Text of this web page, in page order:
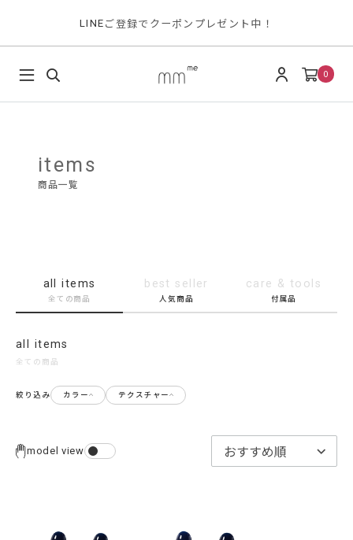
LINE ご登録でクーポンプレゼント中！
0
items
商品一覧
all items
全ての商品
best seller
人気商品
care & tools
付属品
all items
全ての商品
絞り込み カラー テクスチャー
model view